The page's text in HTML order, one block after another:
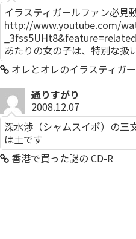
イラスティガールファン必見
http://www.youtube.com/
あたりの女の子は、特別な扱
オレとオレのイラスティガ
通りすがり
2008.12.07
深水渉（シャムスイポ）の三
は土です
香港で買った謎の CD-R